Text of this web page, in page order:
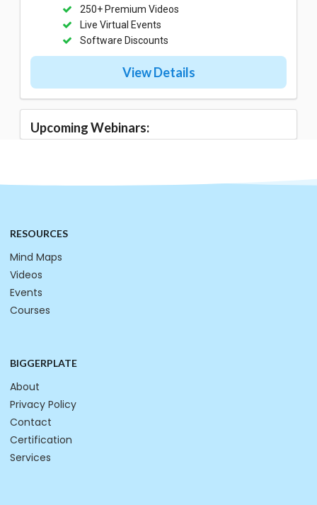
250+ Premium Videos
Live Virtual Events
Software Discounts
View Details
Upcoming Webinars:
RESOURCES
Mind Maps
Videos
Events
Courses
BIGGERPLATE
About
Privacy Policy
Contact
Certification
Services